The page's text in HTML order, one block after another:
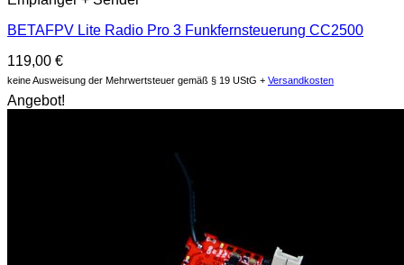
BETAFPV Lite Radio Pro 3 Funkfernsteuerung CC2500
119,00 €
keine Ausweisung der Mehrwertsteuer gemäß § 19 UStG + Versandkosten
Angebot!